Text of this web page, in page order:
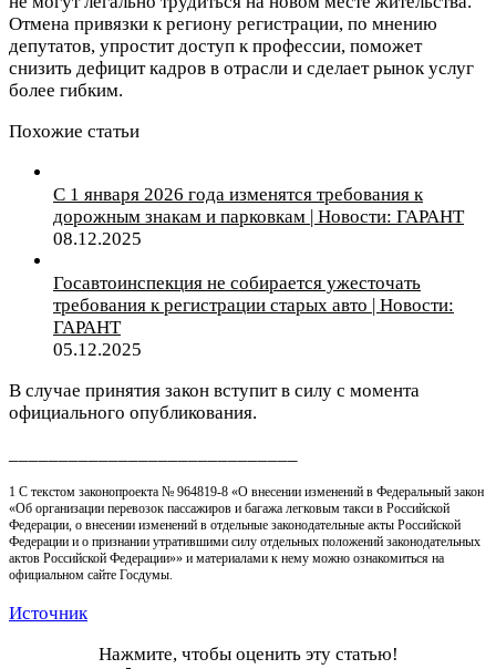
Отмена привязки к региону регистрации, по мнению
депутатов, упростит доступ к профессии, поможет
снизить дефицит кадров в отрасли и сделает рынок услуг
более гибким.
Похожие статьи
С 1 января 2026 года изменятся требования к
дорожным знакам и парковкам | Новости: ГАРАНТ
08.12.2025
Госавтоинспекция не собирается ужесточать
требования к регистрации старых авто | Новости:
ГАРАНТ
05.12.2025
В случае принятия закон вступит в силу с момента
официального опубликования.
1 С текстом законопроекта № 964819-8 «О внесении изменений в Федеральный закон
«Об организации перевозок пассажиров и багажа легковым такси в Российской
Федерации, о внесении изменений в отдельные законодательные акты Российской
Федерации и о признании утратившими силу отдельных положений законодательных
актов Российской Федерации»» и материалами к нему можно ознакомиться на
официальном сайте Госдумы.
Источник
Нажмите, чтобы оценить эту статью!